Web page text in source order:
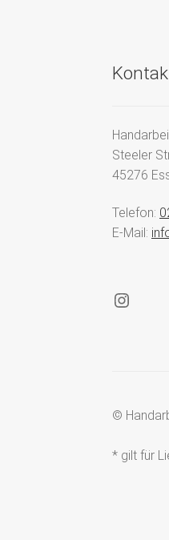
Steeler
45276
Telefon:
E-Mail:
©
* gilt für